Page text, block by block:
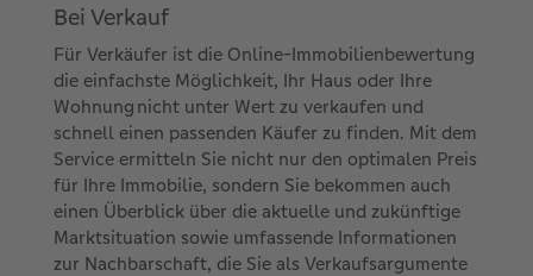
Bei Verkauf
Für Verkäufer ist die Online-Immobilienbewertung
die einfachste Möglichkeit, Ihr Haus oder Ihre
Wohnung nicht unter Wert zu verkaufen und
schnell einen passenden Käufer zu finden. Mit dem
Service ermitteln Sie nicht nur den optimalen Preis
für Ihre Immobilie, sondern Sie bekommen auch
einen Überblick über die aktuelle und zukünftige
Marktsituation sowie umfassende Informationen
zur Nachbarschaft, die Sie als Verkaufsargumente